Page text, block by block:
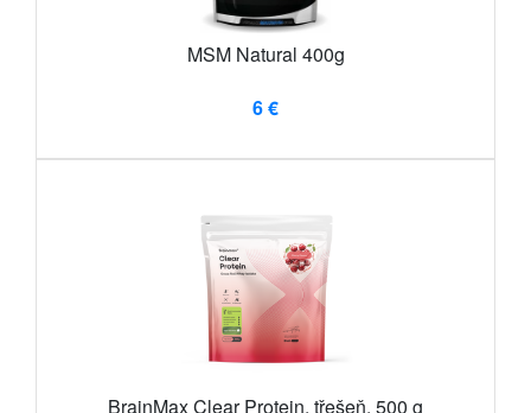
MSM Natural 400g
6 €
BrainMax Clear Protein, třešeň, 500 g